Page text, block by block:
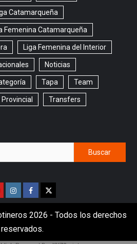
Catamarqueña
Femenina Catamarqueña
Liga Femenina del Interior
Noticias
Tapa Team
Transfers
2026 - Todos los derechos
reservados.